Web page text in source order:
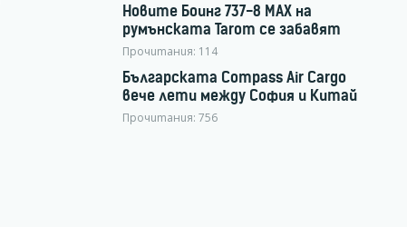
Новите Боинг 737-8 MAX на
румънската Tarom се забавят
Прочитания: 114
Българската Compass Air Cargo
вече лети между София и Китай
Прочитания: 756